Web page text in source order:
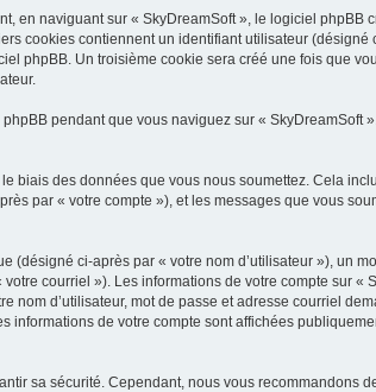
en naviguant sur « SkyDreamSoft », le logiciel
cookies contiennent un identifiant utilisateur
phpBB. Un troisième cookie sera créé une fois que
pendant que vous naviguez sur «
biais des données que vous nous soumettez. Cela
par « votre compte »), et les messages que vous
(désigné ci-après par « votre nom d’utilisateur »), un
courriel »). Les informations de votre compte sur
nom d’utilisateur, mot de passe et adresse courriel
informations de votre compte sont affichées
sa sécurité. Cependant, nous vous recommandons